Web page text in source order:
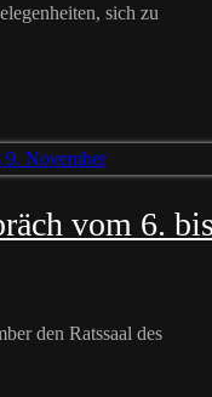
sich zu
vom 6.
den Ratssaal des